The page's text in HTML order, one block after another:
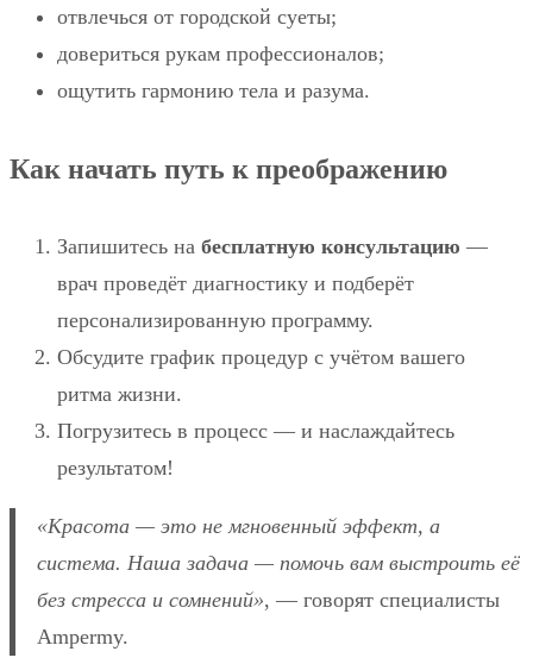
отвлечься от городской суеты;
довериться рукам профессионалов;
ощутить гармонию тела и разума.
Как начать путь к преображению
Запишитесь на бесплатную консультацию —
врач проведёт диагностику и подберёт
персонализированную программу.
Обсудите график процедур с учётом вашего
ритма жизни.
Погрузитесь в процесс — и наслаждайтесь
результатом!
«Красота — это не мгновенный эффект, а
система. Наша задача — помочь вам выстроить её
без стресса и сомнений», — говорят специалисты
Ampermy.